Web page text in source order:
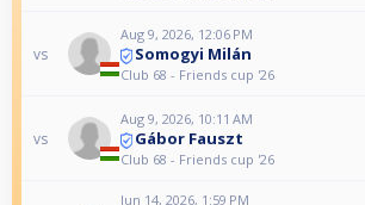
vs
Aug 9, 2026, 12:06 PM
Somogyi Milán
Club 68 - Friends cup '26
vs
Aug 9, 2026, 10:11 AM
Gábor Fauszt
Club 68 - Friends cup '26
Jun 14, 2026, 1:59 PM